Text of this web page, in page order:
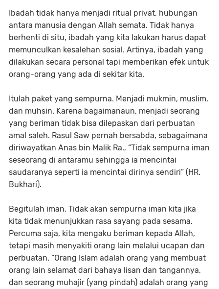
Ibadah tidak hanya menjadi ritual privat, hubungan
antara manusia dengan Allah semata. Tidak hanya
berhenti di situ, ibadah yang kita lakukan harus dapat
memunculkan kesalehan sosial. Artinya, ibadah yang
dilakukan secara personal tapi memberikan efek untuk
orang-orang yang ada di sekitar kita.
Itulah paket yang sempurna. Menjadi mukmin, muslim,
dan muhsin. Karena bagaimanaun, menjadi seorang
yang beriman tidak bisa dilepaskan dari perbuatan
amal saleh. Rasul Saw pernah bersabda, sebagaimana
diriwayatkan Anas bin Malik Ra., “Tidak sempurna iman
seseorang di antaramu sehingga ia mencintai
saudaranya seperti ia mencintai dirinya sendiri” (HR.
Bukhari).
Begitulah iman. Tidak akan sempurna iman kita jika
kita tidak menunjukkan rasa sayang pada sesama.
Percuma saja, kita mengaku beriman kepada Allah,
tetapi masih menyakiti orang lain melalui ucapan dan
perbuatan. “Orang Islam adalah orang yang membuat
orang lain selamat dari bahaya lisan dan tangannya,
dan seorang muhajir (yang pindah) adalah orang yang